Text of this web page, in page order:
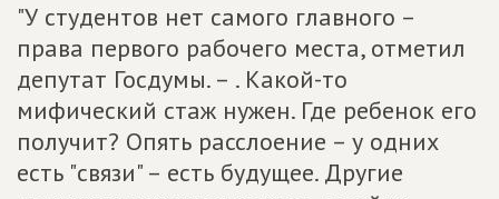
"У студентов нет самого главного –
права первого рабочего места, отметил
депутат Госдумы. – . Какой-то
мифический стаж нужен. Где ребенок его
получит? Опять расслоение – у одних
есть "связи" – есть будущее. Другие